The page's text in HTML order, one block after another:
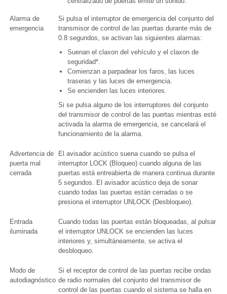
Alarma de
emergencia
Si pulsa el interruptor de emergencia del conjunto del
transmisor de control de las puertas durante más de
0.8 segundos, se activan las siguientes alarmas:
Suenan el claxon del vehículo y el claxon de
seguridad*.
Comienzan a parpadear los faros, las luces
traseras y las luces de emergencia.
Se encienden las luces interiores.
Si se pulsa alguno de los interruptores del conjunto
del transmisor de control de las puertas mientras esté
activada la alarma de emergencia, se cancelará el
funcionamiento de la alarma.
Advertencia de
puerta mal
cerrada
El avisador acústico suena cuando se pulsa el
interruptor LOCK (Bloqueo) cuando alguna de las
puertas está entreabierta de manera continua durante
5 segundos. El avisador acústico deja de sonar
cuando todas las puertas están cerradas o se
presiona el interruptor UNLOCK (Desbloqueo).
Entrada
iluminada
Cuando todas las puertas están bloqueadas, al pulsar
el interruptor UNLOCK se encienden las luces
interiores y, simultáneamente, se activa el
desbloqueo.
Modo de
autodiagnóstico
Si el receptor de control de las puertas recibe ondas
de radio normales del conjunto del transmisor de
control de las puertas cuando el sistema se halla en